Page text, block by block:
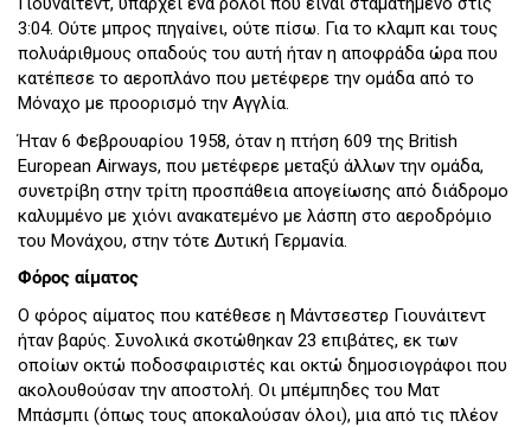
3:04. Ούτε μπρος πηγαίνει, ούτε πίσω. Για το κλαμπ και τους
πολυάριθμους οπαδούς του αυτή ήταν η αποφράδα ώρα που
κατέπεσε το αεροπλάνο που μετέφερε την ομάδα από το
Μόναχο με προορισμό την Αγγλία.
Ήταν 6 Φεβρουαρίου 1958, όταν η πτήση 609 της British
European Airways, που μετέφερε μεταξύ άλλων την ομάδα,
συνετρίβη στην τρίτη προσπάθεια απογείωσης από διάδρομο
καλυμμένο με χιόνι ανακατεμένο με λάσπη στο αεροδρόμιο
του Μονάχου, στην τότε Δυτική Γερμανία.
Φόρος αίματος
Ο φόρος αίματος που κατέθεσε η Μάντσεστερ Γιουνάιτεντ
ήταν βαρύς. Συνολικά σκοτώθηκαν 23 επιβάτες, εκ των
οποίων οκτώ ποδοσφαιριστές και οκτώ δημοσιογράφοι που
ακολουθούσαν την αποστολή. Οι μπέμπηδες του Ματ
Μπάσμπι (όπως τους αποκαλούσαν όλοι), μια από τις πλέον